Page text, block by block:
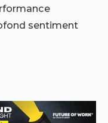
sentiment